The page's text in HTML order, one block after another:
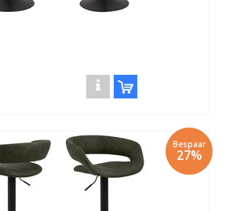
Bespaar
27%